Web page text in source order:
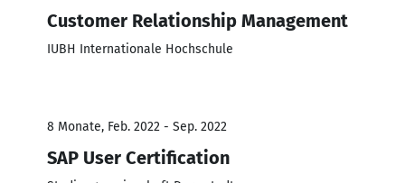
Customer Relationship Management
IUBH Internationale Hochschule
8 Monate, Feb. 2022 - Sep. 2022
SAP User Certification